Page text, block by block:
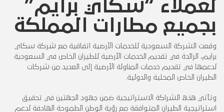
لعملاء “سكاي برايم”
بجميع مطارات المملكة
وقعت الشركة السعودية للخدمات الأرضية اتفاقية مع شركة سكاي
برايم، الرائدة في تقديم الخدمات الأرضية للطيران الخاص في السعودية
لدعمها في تقديم خدمات المناولة الأرضية إلى العديد من شركات
الطيران الخاص المحلية والدولية.
وتأتي هذه الشراكة الاستراتيجية ضمن جهود الجهتين في تحقيق
استراتيجية الطيران المتوافقة مع رؤية الوطن الطموحة الهادفة لدعم